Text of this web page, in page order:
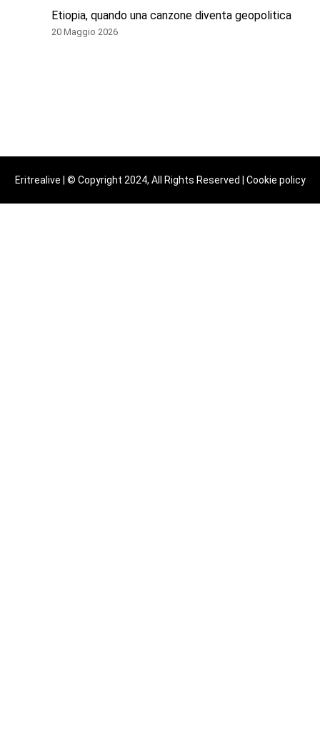
Etiopia, quando una canzone diventa geopolitica
20 Maggio 2026
Eritrealive | © Copyright 2024, All Rights Reserved | Cookie policy